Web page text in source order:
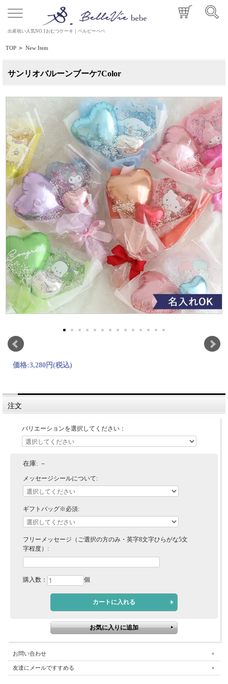
出産祝い人気NO.1おむつケーキ｜ベルビーベベ
TOP > New Item
サンリオバルーンブーケ7Color
価格:3,280円(税込)
注文
バリエーションを選択してください：
在庫: －
メッセージシールについて:
ギフトバッグ※必須:
フリーメッセージ（ご選択の方のみ・英字8文字ひらがな5文
字程度）:
購入数： 個
お問い合わせ
友達にメールですすめる